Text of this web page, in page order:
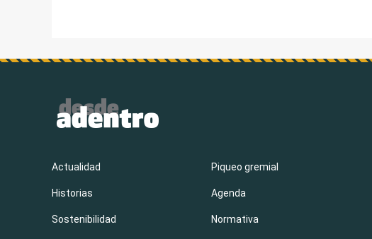
Actualidad
Historias
Sostenibilidad
Piqueo gremial
Agenda
Normativa